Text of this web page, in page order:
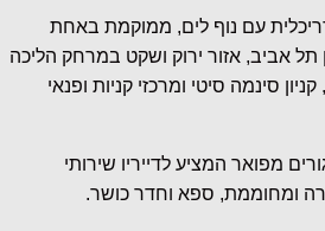
עם נוף לים, ממוקמת באחת
תל אביב, אזור ירוק ושקט במרחק הליכה
סינמה סיטי ומרכזי קניות ופנאי
מפואר המציע לדייריו שירותי